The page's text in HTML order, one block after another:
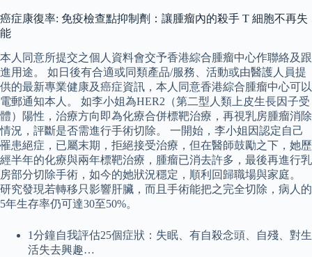
癌症康復率: 免疫檢查點抑制劑：讓腫瘤內的殺手 T 細胞不再失
能
本人同意所提交之個人資料會交予香港綜合腫瘤中心作聯絡及跟
進用途。 如日後有合適或同類產品/服務、活動或由醫護人員提
供的最新專業健康及癌症資訊，本人同意香港綜合腫瘤中心可以
電郵通知本人。 如李小姐為HER2（第二型人類上皮生長因子受
體）陽性，治療方向即為化療合併標靶治療，再視乳房腫瘤消除
情況，評斷是否需進行手術切除。 一開始，李小姐因認定自己
罹患絕症，已屬末期，拒絕接受治療，但在醫師鼓勵之下，她歷
經半年的化療與兩年標靶治療，腫瘤已消去許多，最後再進行乳
房部分切除手術，如今的她狀況穩定，順利回歸職場與家庭。
研究發現若轉移只影響肝臟，而且手術能把之完全切除，病人的
5年生存率仍可達30至50%。
1分鐘自我評估25個症狀：失眠、有自殺念頭、自殘、對生
活失去興趣…